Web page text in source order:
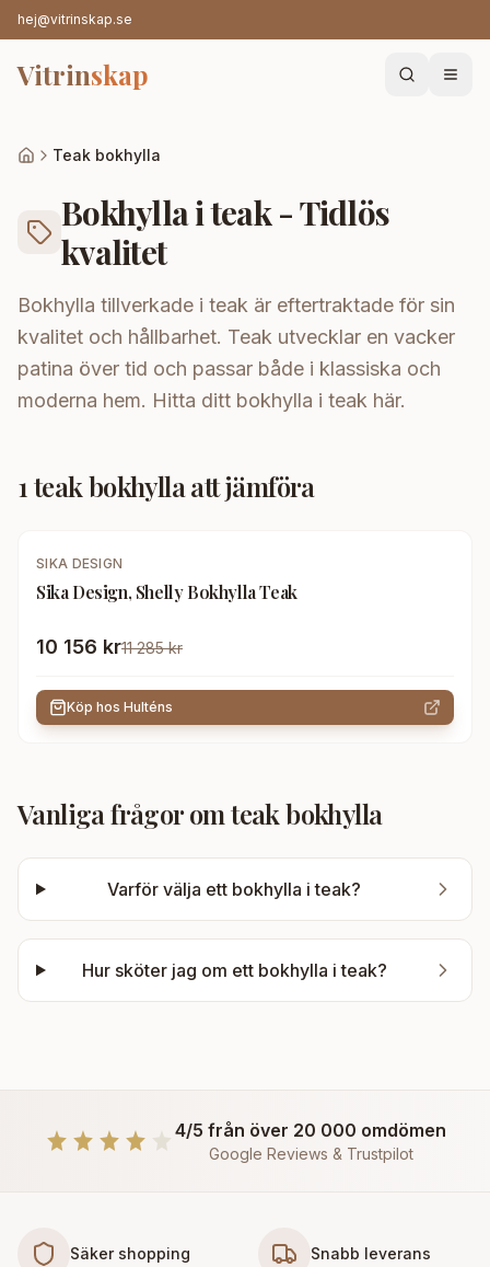
hej@vitrinskap.se
Vitrinskap
Teak bokhylla
Bokhylla i teak - Tidlös
kvalitet
Bokhylla tillverkade i teak är eftertraktade för sin
kvalitet och hållbarhet. Teak utvecklar en vacker
patina över tid och passar både i klassiska och
moderna hem. Hitta ditt bokhylla i teak här.
1 teak bokhyllaatt jämföra
-10%
SIKA DESIGN
Sika Design, Shelly Bokhylla Teak
10 156 kr11 285 kr
Köp hos Hulténs
Vanliga frågor omteak bokhylla
Varför välja ett bokhylla i teak?
Hur sköter jag om ett bokhylla i teak?
4/5 från över 20 000 omdömen
Google Reviews & Trustpilot
Säker shopping Snabb leverans